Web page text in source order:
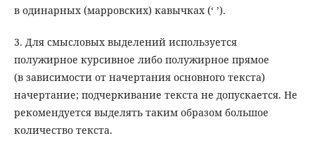
в одинарных (марровских) кавычках (‘ ’).
3. Для смысловых выделений используется
полужирное курсивное либо полужирное прямое
(в зависимости от начертания основного текста)
начертание; подчеркивание текста не допускается. Не
рекомендуется выделять таким образом большое
количество текста.